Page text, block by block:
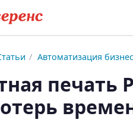
/ Автоматизация
печать